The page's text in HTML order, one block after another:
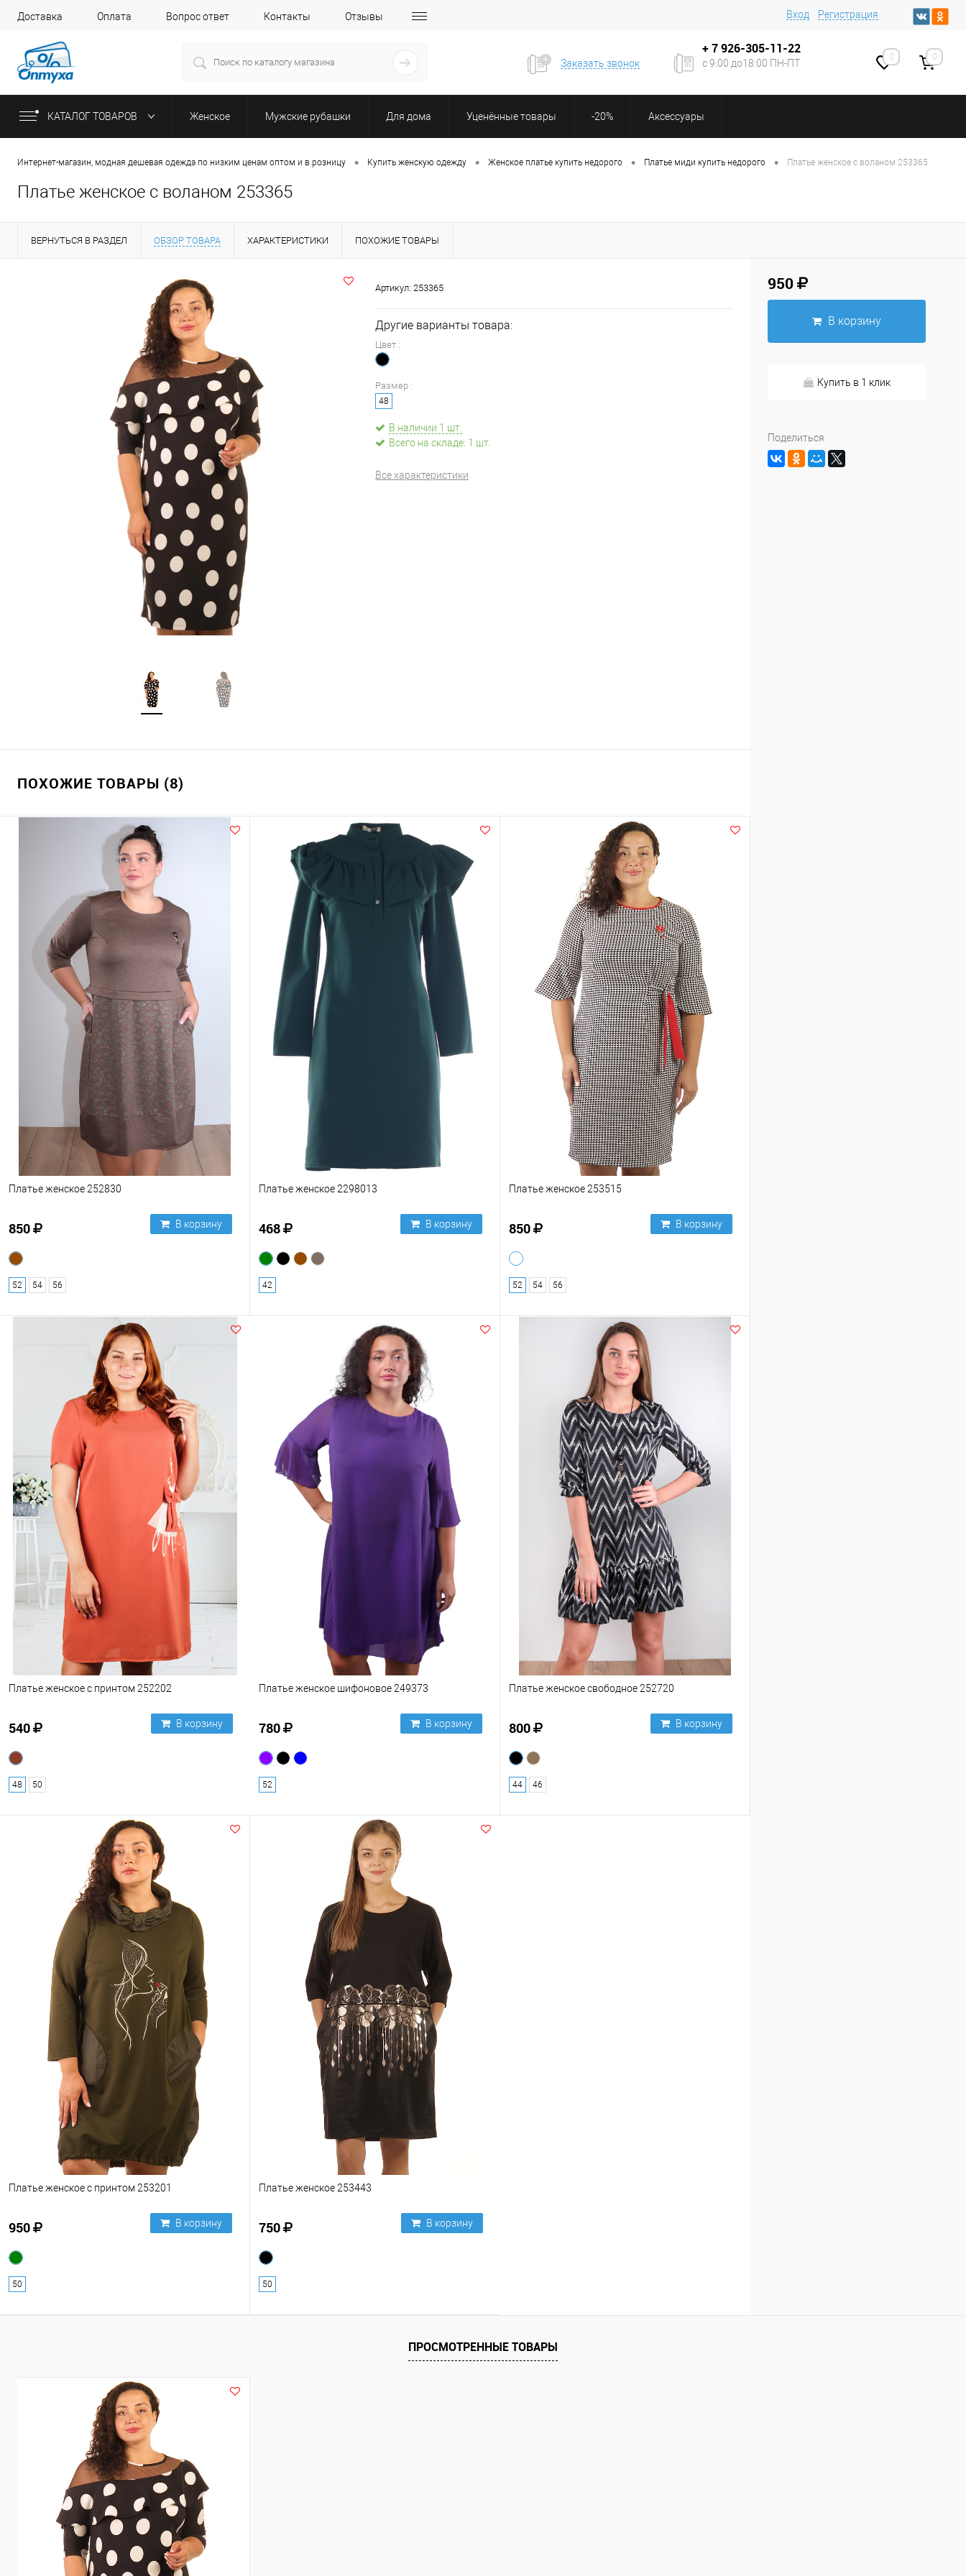
Доставка Оплата Вопрос ответ Контакты Отзывы Вход Регистрация
Заказать звонок
+ 7926-305-11-22
с 9:00 до18:00 ПН-ПТ
0 0
КАТАЛОГ ТОВАРОВ Женское Мужские рубашки Для дома Уценённые товары -20% Аксессуары
Интернет-магазин, модная дешевая одежда по низким ценам оптом и в розницу • Купить женскую одежду • Женское платье купить недорого • Платье миди купить недорого • Платье женское с воланом 253365
Платье женское с воланом 253365
ВЕРНУТЬСЯ В РАЗДЕЛ ОБЗОР ТОВАРА ХАРАКТЕРИСТИКИ ПОХОЖИЕ ТОВАРЫ
Артикул: 253365
Другие варианты товара:
Цвет :
Размер :
48
В наличии 1 шт.
Всего на складе: 1 шт.
Все характеристики
ПОХОЖИЕ ТОВАРЫ (8)
Платье женское 252830
850 В корзину
52 54 56
Платье женское 2298013
468 В корзину
42
Платье женское 253515
850 В корзину
52 54 56
Платье женское с принтом 252202
540 В корзину
48 50
Платье женское шифоновое 249373
780 В корзину
52
Платье женское свободное 252720
800 В корзину
44 46
Платье женское с принтом 253201
950 В корзину
50
Платье женское 253443
750 В корзину
50
950
В корзину
Купить в 1 клик
Поделиться
ПРОСМОТРЕННЫЕ ТОВАРЫ